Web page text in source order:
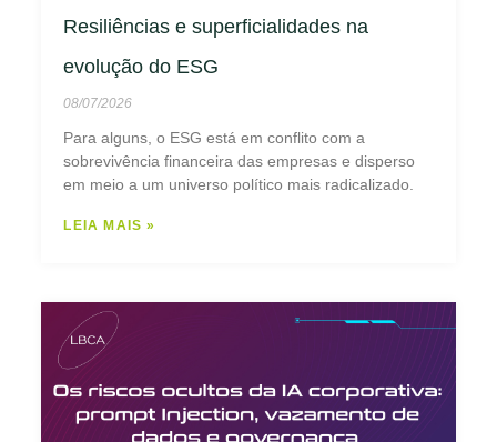
Resiliências e superficialidades na
evolução do ESG
08/07/2026
Para alguns, o ESG está em conflito com a
sobrevivência financeira das empresas e disperso
em meio a um universo político mais radicalizado.
LEIA MAIS »